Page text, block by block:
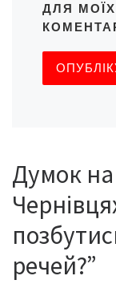
ДЛЯ
Думок
речей?”